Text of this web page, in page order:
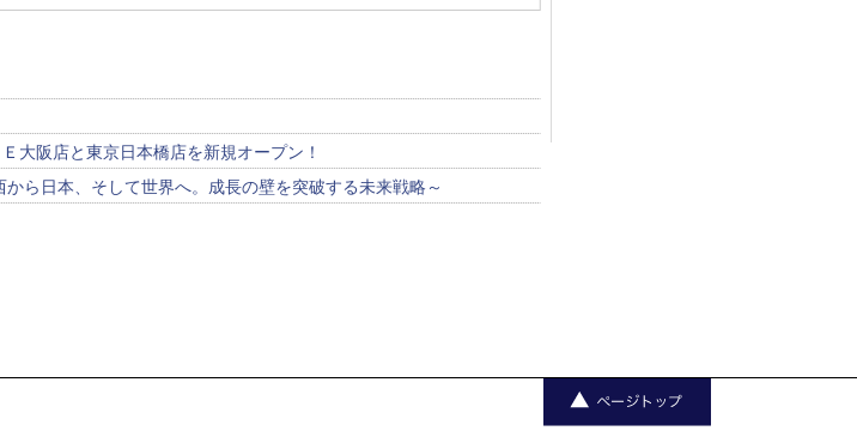
大阪店と東京日本橋店を新規オープン！
ら日本、そして世界へ。成長の壁を突破する未来戦略～